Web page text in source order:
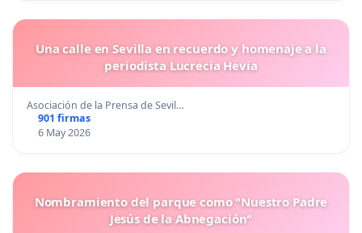
Una calle en Sevilla en recuerdo y homenaje a la
periodista Lucrecia Hevia
Asociación de la Prensa de Sevil…
901 firmas
6 May 2026
Nombramiento del parque como "Nuestro Padre
Jesús de la Abnegación"